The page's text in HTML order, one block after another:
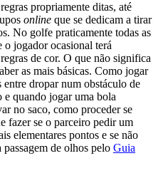
propriamente ditas, até
online que se dedicam a tirar
No golfe praticamente todas as
o jogador ocasional terá
de cor. O que não significa
as mais básicas. Como jogar
entre dropar num obstáculo de
e quando jogar uma bola
no saco, como proceder se
fazer se o parceiro pedir um
elementares pontos e se não
de olhos pelo Guia